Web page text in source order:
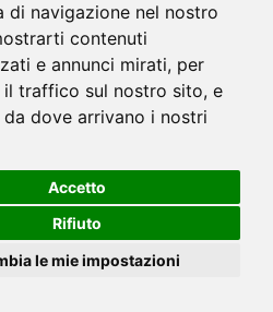
di navigazione nel nostro
contenuti
e annunci mirati, per
il traffico sul nostro sito, e
dove arrivano i nostri
Accetto
Rifiuto
le mie impostazioni
|Pagamenti|SLA |Privacy
Elettronica
S.p.A. - Divisione .Cloud - P.IVA